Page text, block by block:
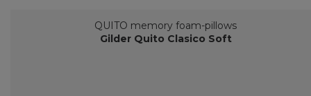
QUITO memory foam-pillows
Gilder Quito Clasico Soft